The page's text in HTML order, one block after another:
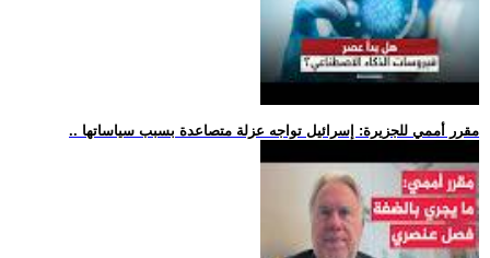
.. مقرر أممي للجزيرة: إسرائيل تواجه عزلة متصاعدة بسبب سياساتها